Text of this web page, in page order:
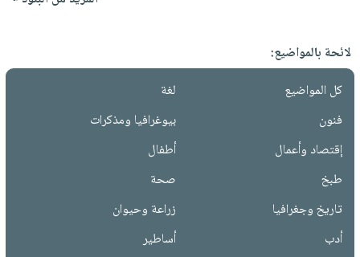
لائحة بالمواضيع:
كل المواضيع
لغة
فنون
بيوغرافيا ومذكرات
إقتصاد وأعمال
أطفال
طبخ
صحة
تاريخ وجغرافيا
زراعة وحيوان
أدب
أساطير